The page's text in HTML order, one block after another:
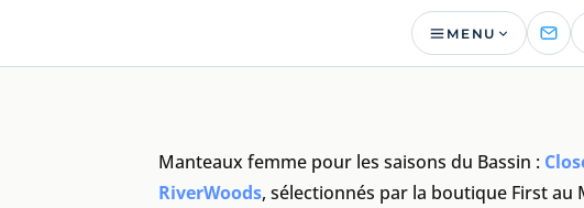
MENU
Manteaux femme pour les saisons du Bassin :
RiverWoods, sélectionnés par la boutique First au